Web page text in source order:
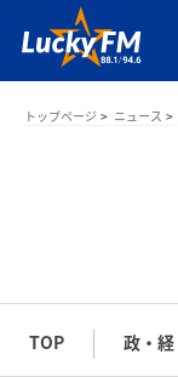
トップページ ニュース
TOP 政・経